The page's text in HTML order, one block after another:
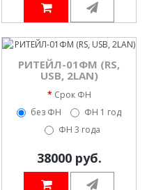
РИТЕЙЛ-01ФМ (RS,
USB, 2LAN)
Срок ФН
без ФН
ФН 1 год
ФН 3 года
38000 руб.